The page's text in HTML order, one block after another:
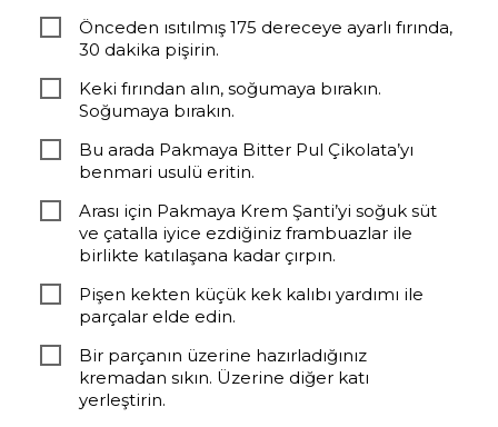
Önceden ısıtılmış 175 dereceye ayarlı fırında,
30 dakika pişirin.
Keki fırından alın, soğumaya bırakın.
Soğumaya bırakın.
Bu arada Pakmaya Bitter Pul Çikolata’yı
benmari usulü eritin.
Arası için Pakmaya Krem Şanti’yi soğuk süt
ve çatalla iyice ezdiğiniz frambuazlar ile
birlikte katılaşana kadar çırpın.
Pişen kekten küçük kek kalıbı yardımı ile
parçalar elde edin.
Bir parçanın üzerine hazırladığınız
kremadan sıkın. Üzerine diğer katı
yerleştirin.